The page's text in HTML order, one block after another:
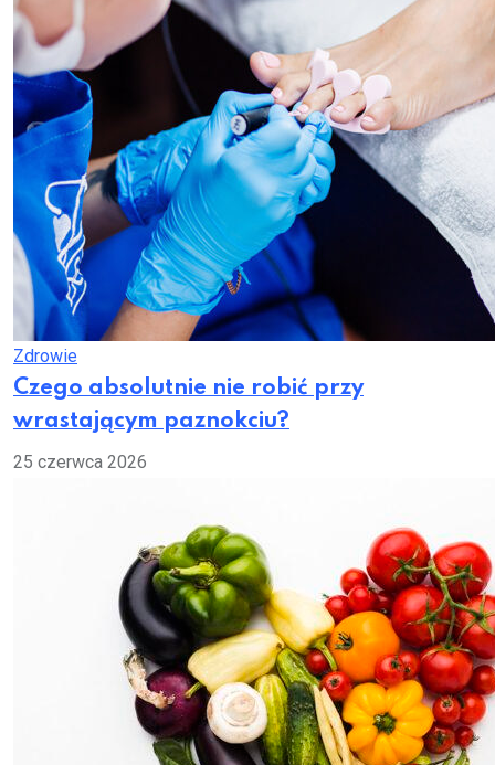
Zdrowie
Czego absolutnie nie robić przy
wrastającym paznokciu?
25 czerwca 2026